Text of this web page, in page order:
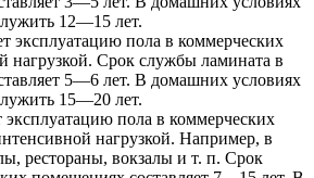
12—15 лет.
эксплуатацию пола в коммерческих
нагрузкой. Срок службы ламината в
5—6 лет. В домашних условиях
15—20 лет.
эксплуатацию пола в коммерческих
нагрузкой. Например, в
рестораны, вокзалы и т. п. Срок